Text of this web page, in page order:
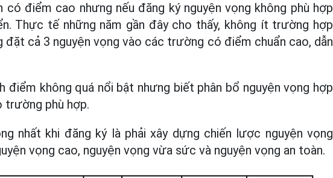
có điểm cao nhưng nếu đăng ký nguyện vọng không phù hợp
Thực tế những năm gần đây cho thấy, không ít trường hợp
đặt cả 3 nguyện vọng vào các trường có điểm chuẩn cao, dẫn
điểm không quá nổi bật nhưng biết phân bổ nguyện vọng hợp
trường phù hợp.
nhất khi đăng ký là phải xây dựng chiến lược nguyện vọng
vọng cao, nguyện vọng vừa sức và nguyện vọng an toàn.